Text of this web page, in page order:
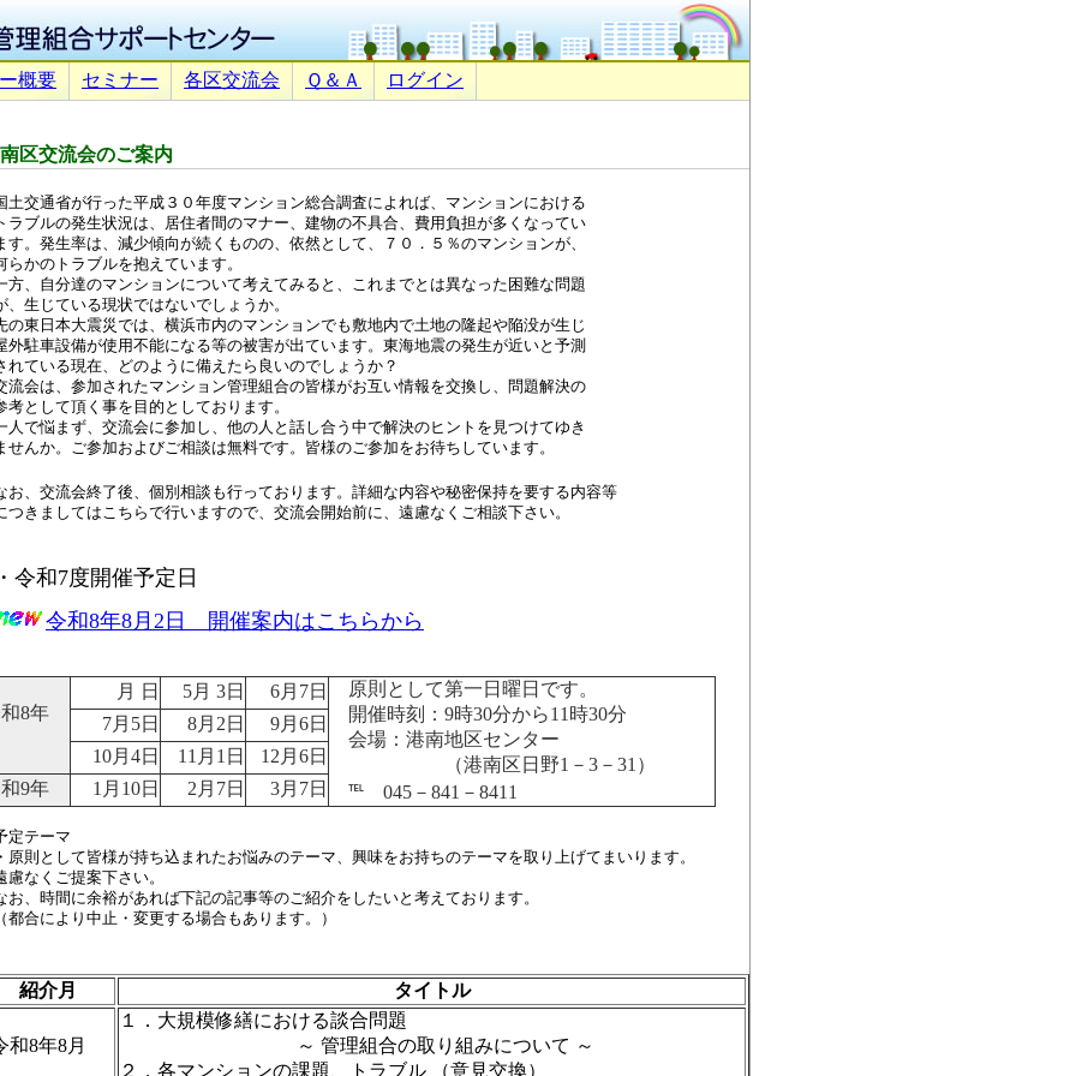
概要 セミナー 各区交流会 Ｑ＆Ａ ログイン
区交流会のご案内
土交通省が行った平成３０年度マンション総合調査によれば、マンションにおける
ラブルの発生状況は、居住者間のマナー、建物の不具合、費用負担が多くなってい
す。発生率は、減少傾向が続くものの、依然として、７０．５％のマンションが、
らかのトラブルを抱えています。
方、自分達のマンションについて考えてみると、これまでとは異なった困難な問題
、生じている現状ではないでしょうか。
の東日本大震災では、横浜市内のマンションでも敷地内で土地の隆起や陥没が生じ
外駐車設備が使用不能になる等の被害が出ています。東海地震の発生が近いと予測
れている現在、どのように備えたら良いのでしょうか？
流会は、参加されたマンション管理組合の皆様がお互い情報を交換し、問題解決の
考として頂く事を目的としております。
人で悩まず、交流会に参加し、他の人と話し合う中で解決のヒントを見つけてゆき
せんか。ご参加およびご相談は無料です。皆様のご参加をお待ちしています。
お、交流会終了後、個別相談も行っております。詳細な内容や秘密保持を要する内容等
つきましてはこちらで行いますので、交流会開始前に、遠慮なくご相談下さい。
令和7度開催予定日
令和8年8月2日 開催案内はこちらから
8年
月 日 5月 3日 6月7日
原則として第一日曜日です。
開催時刻：9時30分から11時30分
会場：港南地区センター
（港南区日野1－3－31）
℡ 045－841－8411
7月5日 8月2日
9月6日
10月4日
11月1日
12月6日
9年
1月10日 2月7日 3月7日
定テーマ
原則として皆様が持ち込まれたお悩みのテーマ、興味をお持ちのテーマを取り上げてまいります。
慮なくご提案下さい。
お、時間に余裕があれば下記の記事等のご紹介をしたいと考えております。
都合により中止・変更する場合もあります。）
紹介月 タイトル
和8年8月
１．大規模修繕における談合問題
～ 管理組合の取り組みについて ～
２．各マンションの課題、トラブル （意見交換）